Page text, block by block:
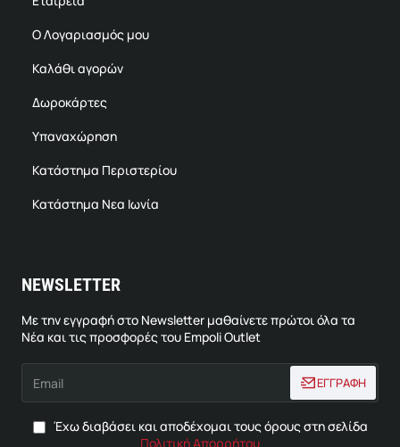
Ο Λογαριασμός μου
Καλάθι αγορών
Δωροκάρτες
Υπαναχώρηση
Κατάστημα Περιστερίου
Κατάστημα Νεα Ιωνία
NEWSLETTER
Με την εγγραφή στο Newsletter μαθαίνετε πρώτοι όλα τα
Νέα και τις προσφορές του Empoli Outlet
ΕΓΓΡΑΦΗ
Έχω διαβάσει και αποδέχομαι τους όρους στη σελίδα
Πολιτική Απορρήτου